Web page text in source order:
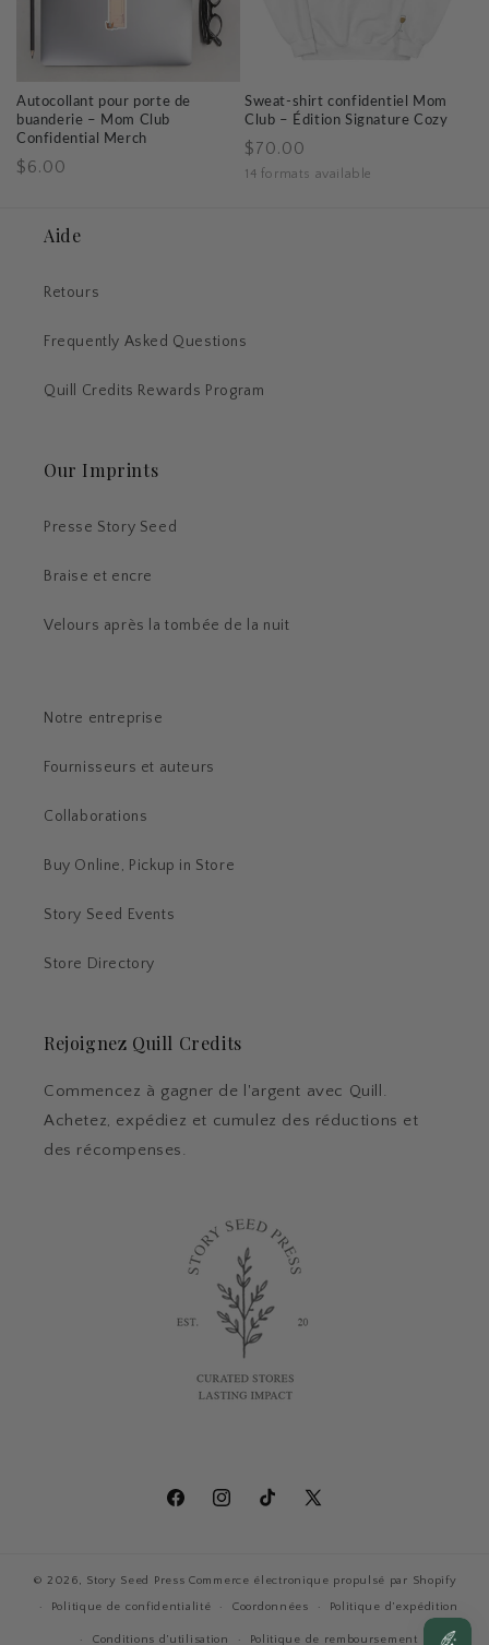
Autocollant pour porte de
buanderie – Mom Club
Confidential Merch
Prix
$6.00
Sweat-shirt confidentiel Mom
Club – Édition Signature Cozy
Prix
habituel
$70.00
14 formats available
Aide
Retours
Frequently Asked Questions
Quill Credits Rewards Program
Our Imprints
Presse Story Seed
Braise et encre
Velours après la tombée de la nuit
Notre entreprise
Fournisseurs et auteurs
Collaborations
Buy Online, Pickup in Store
Story Seed Events
Store Directory
Rejoignez Quill Credits
Commencez à gagner de l'argent avec Quill.
Achetez, expédiez et cumulez des réductions et
des récompenses.
FacebookInstagramTikTok
X
© 2026, Story Seed Press Commerce électronique propulsé par Shopify
Politique de confidentialité
Coordonnées Politique d’expédition
Conditions d’utilisation Politique de remboursement